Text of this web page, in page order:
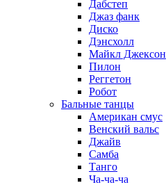
Дабстеп
Джаз фанк
Диско
Дэнсхолл
Майкл Джексон
Пилон
Реггетон
Робот
Бальные танцы
Американ смус
Венский вальс
Джайв
Самба
Танго
Ча-ча-ча